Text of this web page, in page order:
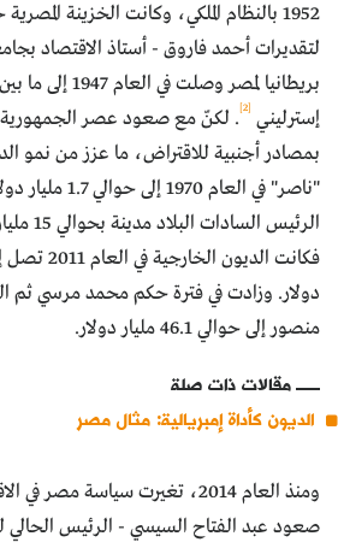
1952 بالنظام الملكي، وكانت الخزينة
لتقديرات أحمد فاروق - أستاذ الاقتصاد
إسترليني [2]
. لكنّ مع صعود عصر الجمهورية،
بمصادر أجنبية للاقتراض، ما عزز من نمو
الرئيس
دولار. وزادت في فترة حكم محمد مرسي ثم
منصور إلى حوالي 46.1 مليار دولار.
مقالات ذات صلة
الديون كأداة إمبريالية: مثال مصر
ومنذ العام 2014، تغيرت سياسة
صعود عبد الفتاح السيسي - الرئيس الحالي